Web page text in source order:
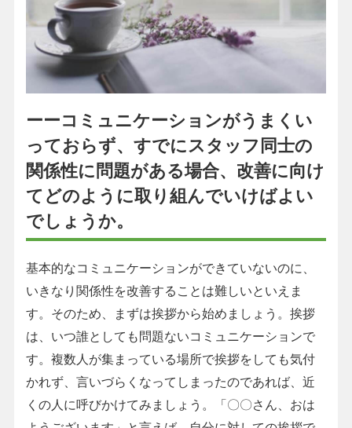
ーーコミュニケーションがうまくい
っておらず、すでにスタッフ同士の
関係性に問題がある場合、改善に向け
てどのように取り組んでいけばよい
でしょうか。
基本的なコミュニケーションができていないのに、
いきなり関係性を改善することは難しいといえま
す。そのため、まずは挨拶から始めましょう。挨拶
は、いつ誰としても問題ないコミュニケーションで
す。複数人が集まっている場所で挨拶をしても気付
かれず、言いづらくなってしまったのであれば、近
くの人に呼びかけてみましょう。「〇〇さん、おは